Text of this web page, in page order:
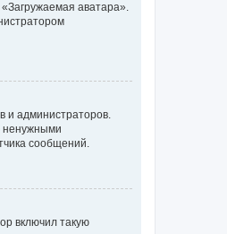
аватара».
и администраторов.
ненужными
сообщений.
включил такую